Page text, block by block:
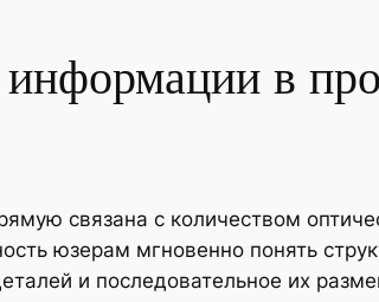
в
связана с количеством
юзерам мгновенно понять
и последовательное их